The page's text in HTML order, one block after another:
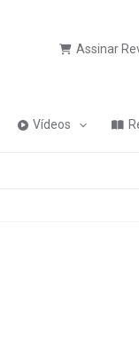
Assinar
Vídeos